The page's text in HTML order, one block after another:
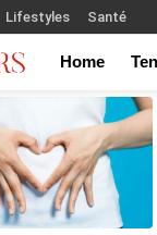
Lifestyles Santé
Home